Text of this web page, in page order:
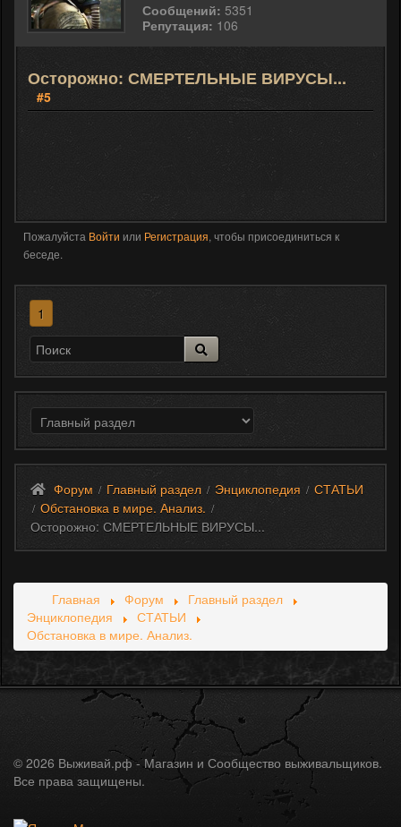
Сообщений: 5351
Репутация: 106
Осторожно: СМЕРТЕЛЬНЫЕ ВИРУСЫ...
#5
Пожалуйста Войти или Регистрация, чтобы присоединиться к
беседе.
1
Форум / Главный раздел / Энциклопедия / СТАТЬИ
/ Обстановка в мире. Анализ. /
Осторожно: СМЕРТЕЛЬНЫЕ ВИРУСЫ...
Главная Форум
Главный раздел
Энциклопедия
СТАТЬИ
Обстановка в мире. Анализ.
© 2026 Выживай.рф - Магазин и Сообщество выживальщиков.
Все права защищены.